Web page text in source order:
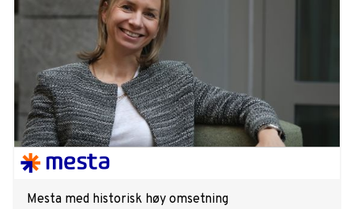
Mesta med historisk høy omsetning